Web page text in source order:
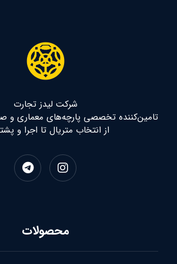
شرکت لیدز تجارت
تامین‌کننده تخصصی پارچه‌های معماری و
از انتخاب متریال تا اجرا و
محصولات